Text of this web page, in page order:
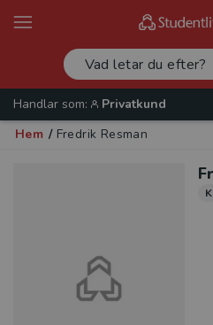
Handlar som:
Privatkund
Hem / Fredrik Resman